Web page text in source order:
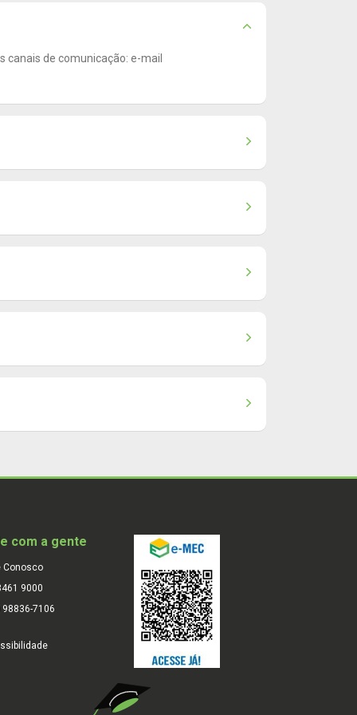
canais de comunicação: e-mail
com a gente
Conosco
9000
98836-7106